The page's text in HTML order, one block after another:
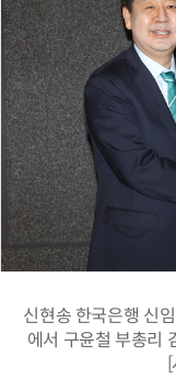
신현송 한국은행 신
에서 구윤철 부총리